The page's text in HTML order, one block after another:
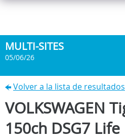
MULTI-SITES
05/06/26
Volver a la lista de resultados
VOLKSWAGEN
150ch DSG7 Life